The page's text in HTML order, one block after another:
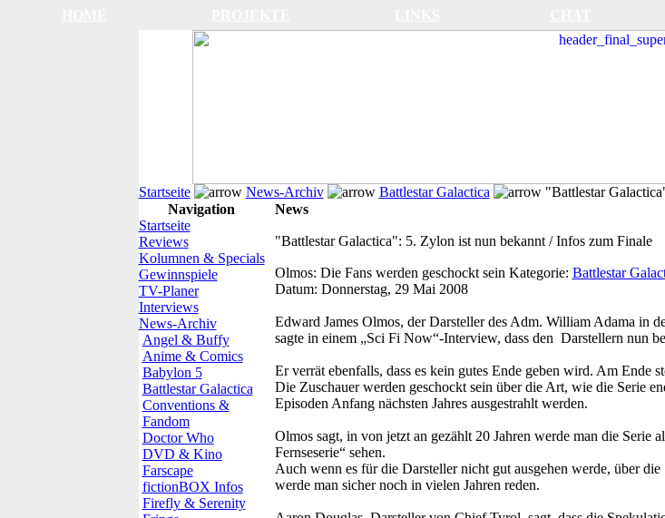
Startseite News-Archiv Battlestar Galactica
"Battlestar
Navigation
Startseite
Reviews
Kolumnen & Specials
Gewinnspiele
TV-Planer
Interviews
News-Archiv
Angel & Buffy
Anime & Comics
Babylon 5
Battlestar Galactica
Conventions &
Fandom
Doctor Who
DVD & Kino
Farscape
fictionBOX Infos
Firefly & Serenity
News
"Battlestar Galactica": 5. Zylon ist nun bekannt / Infos zum Finale
Olmos: Die Fans werden geschockt sein Kategorie: Battlestar
Datum: Donnerstag, 29 Mai 2008
Edward James Olmos, der Darsteller des Adm. William Adama in
sagte in einem „Sci Fi Now“-Interview, dass den Darstellern nun
Er verrät ebenfalls, dass es kein gutes Ende geben wird. Am Ende
Die Zuschauer werden geschockt sein über die Art, wie die Serie
Episoden Anfang nächsten Jahres ausgestrahlt werden.
Olmos sagt, in von jetzt an gezählt 20 Jahren werde man die Serie
Fernseserie“ sehen.
Auch wenn es für die Darsteller nicht gut ausgehen werde, über
werde man sicher noch in vielen Jahren reden.